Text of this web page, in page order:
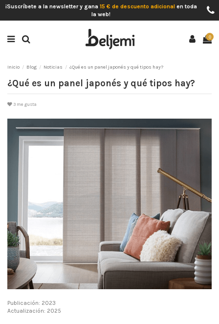
¡Suscríbete a la newsletter y gana 15 € de descuento adicional en toda
la web!
0
Inicio Blog Noticias ¿Qué es un panel japonés y qué tipos hay?
¿Qué es un panel japonés y qué tipos hay?
3 me gusta
Publicación: 2023
Actualización: 2025